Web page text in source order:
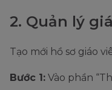
2. Quản lý
Tạo mới hồ sơ giáo
Bước 1: Vào phần